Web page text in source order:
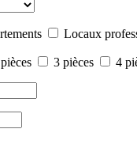
Locaux
3 pièces 4